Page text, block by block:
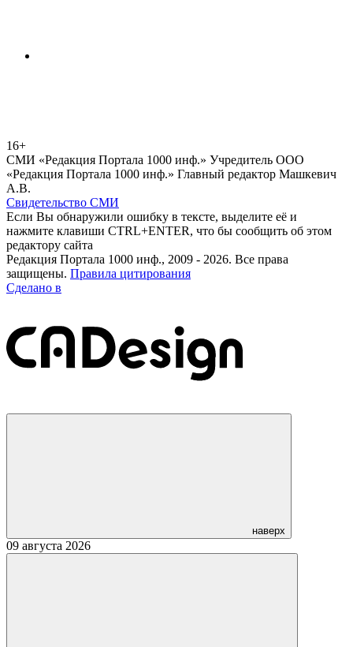
16+
СМИ «Редакция Портала 1000 инф.» Учредитель ООО
«Редакция Портала 1000 инф.» Главный редактор Машкевич
А.В.
Свидетельство СМИ
Если Вы обнаружили ошибку в тексте, выделите её и
нажмите клавиши CTRL+ENTER, что бы сообщить об этом
редактору сайта
Редакция Портала 1000 инф., 2009 - 2026. Все права
защищены. Правила цитирования
Сделано в
наверх
09 августа 2026